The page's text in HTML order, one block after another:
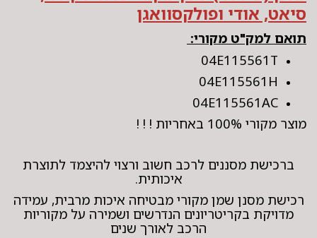
סיאט, אודי ופולקסוואגן
תואם למק"ט מקורי:
04E115561T
04E115561H
04E115561AC
מוצר מקורי 100% באחריות ! ! !
ברכישת מסננים לרכב חשוב ורצוי להיצמד לתוצרת
איכותית.
רכישת מסנן שמן מקורי מבטיחה איכות מרבית, עמידה
מדויקת בקריטריונים הנדרשים ושמירה על מקוריות
הרכב לאורך שנים